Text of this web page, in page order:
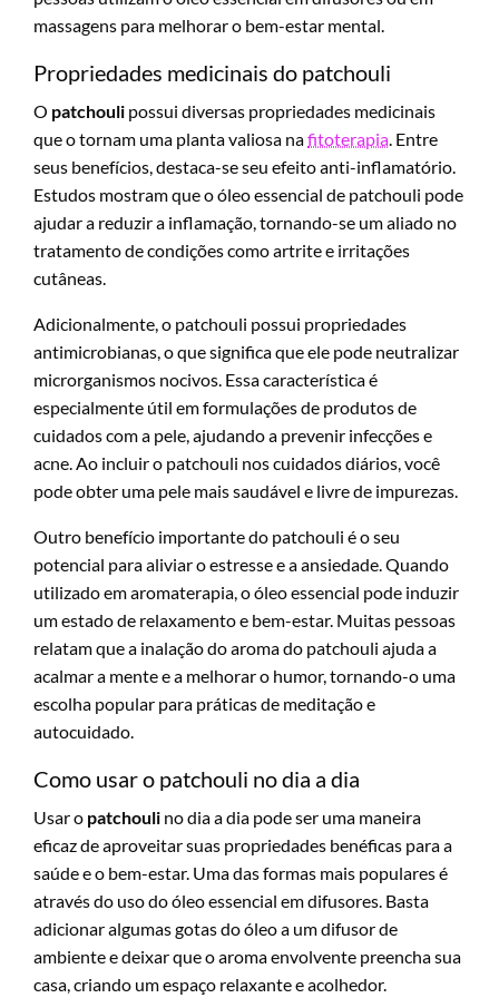
massagens para melhorar o bem-estar mental.
Propriedades medicinais do patchouli
O patchouli possui diversas propriedades medicinais
que o tornam uma planta valiosa nafitoterapia . Entre
seus benefícios, destaca-se seu efeito anti-inflamatório.
Estudos mostram que o óleo essencial de patchouli pode
ajudar a reduzir a inflamação, tornando-se um aliado no
tratamento de condições como artrite e irritações
cutâneas.
Adicionalmente, o patchouli possui propriedades
antimicrobianas, o que significa que ele pode neutralizar
microrganismos nocivos. Essa característica é
especialmente útil em formulações de produtos de
cuidados com a pele, ajudando a prevenir infecções e
acne. Ao incluir o patchouli nos cuidados diários, você
pode obter uma pele mais saudável e livre de impurezas.
Outro benefício importante do patchouli é o seu
potencial para aliviar o estresse e a ansiedade. Quando
utilizado em aromaterapia, o óleo essencial pode induzir
um estado de relaxamento e bem-estar. Muitas pessoas
relatam que a inalação do aroma do patchouli ajuda a
acalmar a mente e a melhorar o humor, tornando-o uma
escolha popular para práticas de meditação e
autocuidado.
Como usar o patchouli no dia a dia
Usar o patchouli no dia a dia pode ser uma maneira
eficaz de aproveitar suas propriedades benéficas para a
saúde e o bem-estar. Uma das formas mais populares é
através do uso do óleo essencial em difusores. Basta
adicionar algumas gotas do óleo a um difusor de
ambiente e deixar que o aroma envolvente preencha sua
casa, criando um espaço relaxante e acolhedor.